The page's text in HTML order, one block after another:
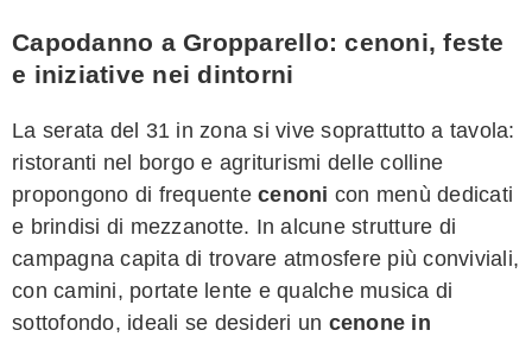
Capodanno a Gropparello: cenoni, feste
e iniziative nei dintorni
La serata del 31 in zona si vive soprattutto a tavola:
ristoranti nel borgo e agriturismi delle colline
propongono di frequente cenoni con menù dedicati
e brindisi di mezzanotte. In alcune strutture di
campagna capita di trovare atmosfere più conviviali,
con camini, portate lente e qualche musica di
sottofondo, ideali se desideri un cenone in